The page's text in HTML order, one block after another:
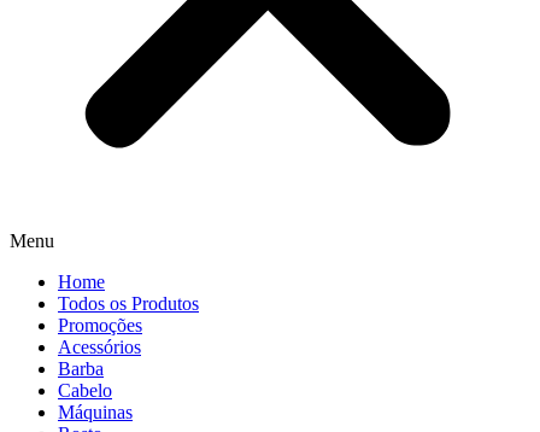
Menu
Home
Todos os Produtos
Promoções
Acessórios
Barba
Cabelo
Máquinas